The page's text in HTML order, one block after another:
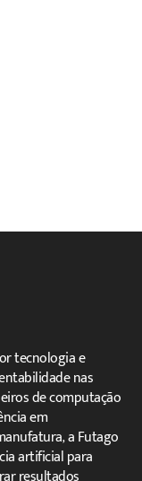
tecnologia e
nas
de computação
em
a Futago
artificial para